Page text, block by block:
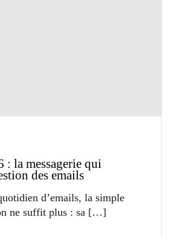
: la messagerie qui
des emails
d’emails, la simple
ne suffit plus : sa